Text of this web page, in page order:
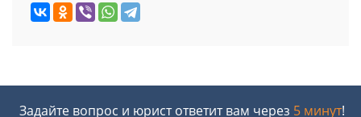
Задайте вопрос и юрист ответит вам через 5 минут!